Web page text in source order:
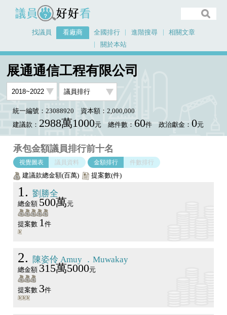
議員好好看
找議員 看廠商 全國排行 進階搜尋
相關文章
關於本站
展通通信工程有限公司
統一編號：23088920
資本額：2,000,000
建議款： 2988萬1000元 總件數： 60件 政治獻金： 0元
承包金額議員排行前十名
視覺圖表 議員資料 金額排行 件數排行
建議款總金額(百萬) 提案數(件)
1 劉勝全
總金額 500萬元
提案數 1 件
2 陳姿伶 Amuy ．Muwakay
總金額 315萬5000元
提案數 3件